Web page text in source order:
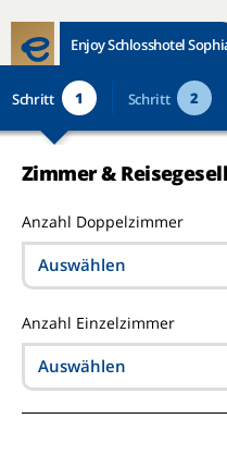
Enjoy Schlosshotel
Schritt 1 Schritt 2
Zimmer &
Anzahl Doppelzimmer
Auswählen
Anzahl Einzelzimmer
Auswählen